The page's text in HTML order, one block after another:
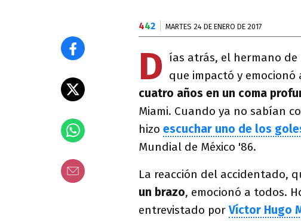
442 MARTES 24 DE ENERO DE 2017
D ías atrás, el hermano de
que impactó y
cuatro años en un coma
Miami. Cuando ya no sabían
hizo escuchar uno de los
Mundial de México '86.
La reacción del accidentado,
un brazo, emocionó a todos.
entrevistado porVíctor Hugo